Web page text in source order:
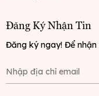
Đăng Ký Nhận Tin
Đăng ký ngay! Để nhận